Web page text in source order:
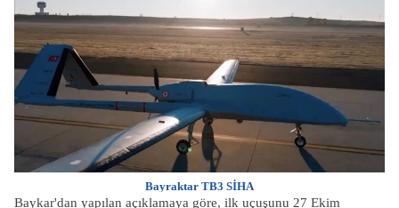
Bayraktar TB3 SİHA
Baykar'dan yapılan açıklamaya göre, ilk uçuşunu 27 Ekim